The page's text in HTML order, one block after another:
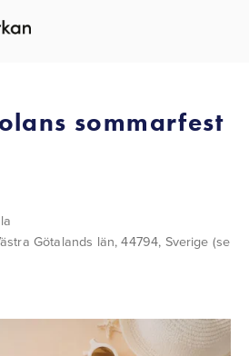
EVENEMANG
sommarfest
Götalands län, 44794 Sverige (se